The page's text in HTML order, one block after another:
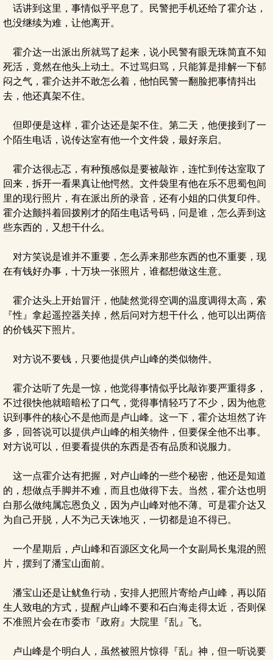
话讲到这里，事情似乎平息了。民警把手机还给了霍介达，
也没继续为难，让他离开。
霍介达一出派出所就骂了起来，说小民警有眼无珠简直不知
死活，竟然在他头上动土。不过骂归骂，只能算是排解一下郁
闷之气，霍介达并不敢怎么着，他怕民警一翻脸把事情抖出
去，他还真架不住。
但即便是这样，霍介达还是架不住。第二天，他便接到了一
个陌生电话，说传达室有他一个文件袋，最好亲启。
霍介达很忐忑，有种预感似是要被敲诈，连忙到传达室取了
回来，拆开一看果真让他愕然。文件袋里有他在乐不思蜀包间
里的现行照片，有在派出所的录音，还有小姐的口供复印件。
霍介达颤抖着回拨刚才的陌生电话号码，问是谁，怎么弄到这
些东西的，又想干什么。
对方笑说是谁并不重要，怎么弄来那些东西的也不重要，现
在有钱好办事，十万块一张照片，谁都想做这生意。
霍介达头上开始冒汗，他陡然觉得空调的温度调得太高，索
『性』拿起遥控器关掉，然后问对方想干什么，他可以出两倍
的价钱买下照片。
对方说不要钱，只要他提供卢山峰的类似物件。
霍介达听了先是一惊，他觉得事情似乎比敲诈要严重得多，
不过很快他就暗暗松了口气，觉得事情轻巧了不少，因为他意
识到事件的核心不是他而是卢山峰。这一下，霍介达坦然了许
多，回答说可以提供卢山峰的相关物件，但要保全他不出事。
对方说可以，但要看提供的东西是否有品质和说服力。
这一点霍介达有把握，对卢山峰的一些个秘密，他还是知道
的，想做点手脚并不难，而且也做得下去。当然，霍介达也明
白那么做纯属忘恩负义，因为卢山峰对他不薄。可是霍介达又
为自己开脱，人不为己天诛地灭，一切都是迫不得已。
一个星期后，卢山峰和百源区文化局一个女副局长鬼混的照
片，摆到了潘宝山面前。
潘宝山还是让鱿鱼行动，安排人把照片寄给卢山峰，再以陌
生人致电的方式，提醒卢山峰不要和石白海走得太近，否则保
不准照片会在市委市『政府』大院里『乱』飞。
卢山峰是个明白人，虽然被照片惊得『乱』神，但一听说要